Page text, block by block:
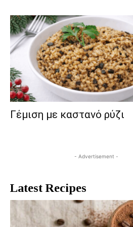
Γέμιση με καστανό ρύζι
- Advertisement -
Latest Recipes